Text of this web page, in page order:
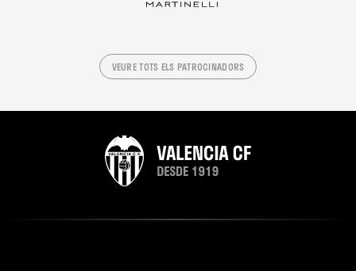
VEURE TOTS ELS PATROCINADORS